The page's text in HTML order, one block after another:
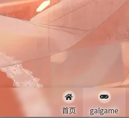
首页 galgame